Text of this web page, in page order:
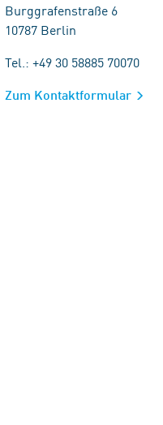
Burggrafenstraße 6
10787 Berlin
Tel.: +49 30 58885 70070
Zum Kontaktformular